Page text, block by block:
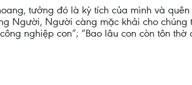
tưởng đó là kỳ tích của mình và
Người, Người càng mặc khải cho chúng
nghiệp con”; “Bao lâu con còn tôn thờ